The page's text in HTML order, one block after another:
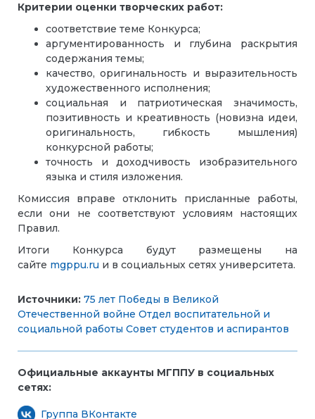
Критерии оценки творческих работ:
соответствие теме Конкурса;
аргументированность и глубина раскрытия
содержания темы;
качество, оригинальность и выразительность
художественного исполнения;
социальная и патриотическая значимость,
позитивность и креативность (новизна идеи,
оригинальность, гибкость мышления)
конкурсной работы;
точность и доходчивость изобразительного
языка и стиля изложения.
Комиссия вправе отклонить присланные работы,
если они не соответствуют условиям настоящих
Правил.
Итоги Конкурса будут размещены на
сайте mgppu.ru и в социальных сетях университета.
Источники: 75 лет Победы в Великой
Отечественной войне Отдел воспитательной и
социальной работы Совет студентов и аспирантов
Официальные аккаунты МГППУ в социальных
сетях:
Группа ВКонтакте